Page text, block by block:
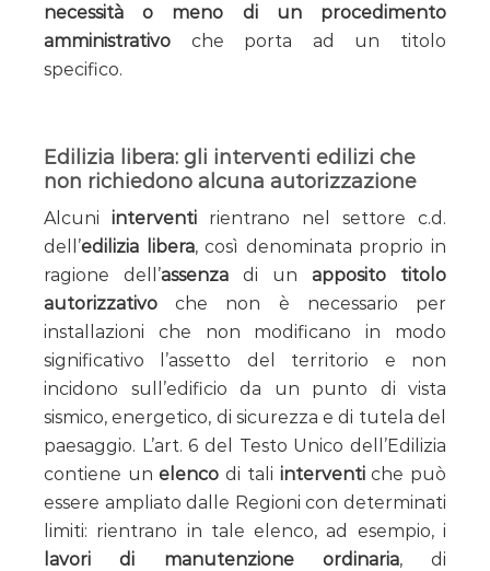
necessità o meno di un procedimento
amministrativo che porta ad un titolo
specifico.
Edilizia libera: gli interventi edilizi che
non richiedono alcuna autorizzazione
Alcuni interventi rientrano nel settore c.d.
dell’edilizia libera, così denominata proprio in
ragione dell’assenza di un apposito titolo
autorizzativo che non è necessario per
installazioni che non modificano in modo
significativo l’assetto del territorio e non
incidono sull’edificio da un punto di vista
sismico, energetico, di sicurezza e di tutela del
paesaggio. L’art. 6 del Testo Unico dell’Edilizia
contiene unelenco di tali interventiche può
essere ampliato dalle Regioni con determinati
limiti: rientrano in tale elenco, ad esempio, i
lavori di manutenzione ordinaria, di